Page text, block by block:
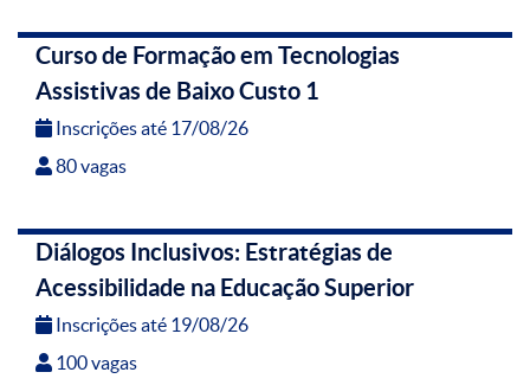
Curso de Formação em Tecnologias
Assistivas de Baixo Custo 1
Inscrições até 17/08/26
80 vagas
Diálogos Inclusivos: Estratégias de
Acessibilidade na Educação Superior
Inscrições até 19/08/26
100 vagas